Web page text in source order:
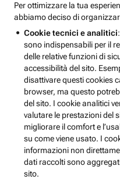
Per ottimizzare la tua
abbiamo deciso di
Cookie tecnici e analitici
sono indispensabili per il
delle relative funzioni di
accessibilità del sito.
disattivare questi cookies
browser, ma questo
del sito. I cookie analitici
valutare le prestazioni del
migliorare il comfort e
su come viene usato. I
informazioni non
dati raccolti sono
sito.